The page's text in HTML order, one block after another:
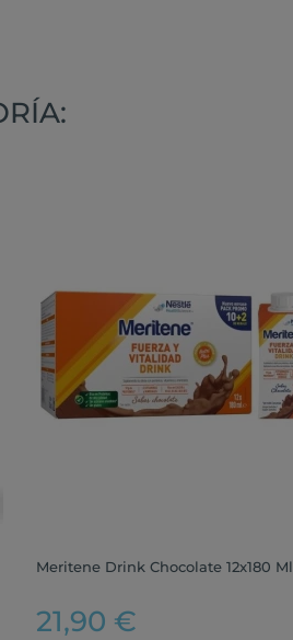
Meritene Drink Chocolate 12x180 Ml
21,90 €